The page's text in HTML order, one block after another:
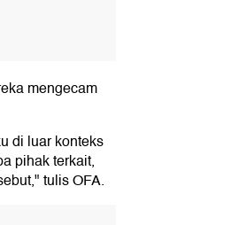
mengecam
di luar konteks
pihak terkait,
tulis OFA.